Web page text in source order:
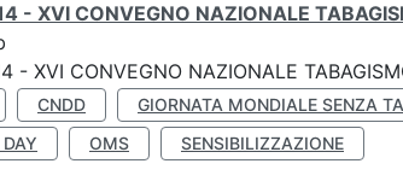
- XVI CONVEGNO NAZIONALE
- XVI CONVEGNO NAZIONALE
CNDD GIORNATA MONDIALE SENZA
OMS SENSIBILIZZAZIONE